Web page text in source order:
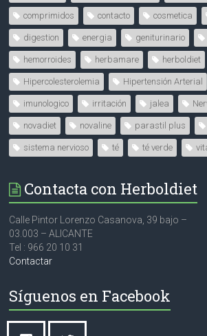
comprimidos contacto cosmetica
digestion energia geniturinario
hemorroides herbamare herboldiet
Hipercolesterolemia Hipertensión Arterial
imunologico irritación jalea
novadiet novaline parastil plus
sistema nervioso té té verde
Contacta con Herboldiet
Calle Pintor Lorenzo Casanova, 39 bajo –
03.003 – ALICANTE
Tel : 966 20 10 31
Contactar
Síguenos en Facebook